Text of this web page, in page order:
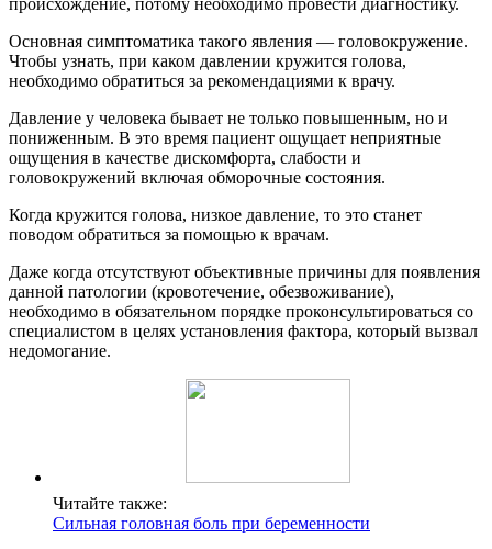
Основная симптоматика такого явления — головокружение.
Чтобы узнать, при каком давлении кружится голова,
необходимо обратиться за рекомендациями к врачу.
Давление у человека бывает не только повышенным, но и
пониженным. В это время пациент ощущает неприятные
ощущения в качестве дискомфорта, слабости и
головокружений включая обморочные состояния.
Когда кружится голова, низкое давление, то это станет
поводом обратиться за помощью к врачам.
Даже когда отсутствуют объективные причины для появления
данной патологии (кровотечение, обезвоживание),
необходимо в обязательном порядке проконсультироваться со
специалистом в целях установления фактора, который вызвал
недомогание.
Читайте также:
Сильная головная боль при беременности